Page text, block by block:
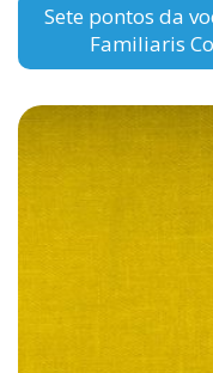
Sete pontos da
Familiaris